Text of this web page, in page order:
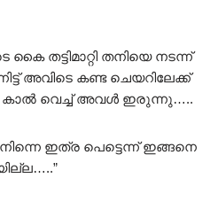
തട്ടിമാറ്റി തനിയെ നടന്ന്
അവിടെ കണ്ട ചെയറിലേക്ക്
കാൽ വെച്ച് അവൾ ഇരുന്നു…..
ഇത്ര പെട്ടെന്ന് ഇങ്ങനെ